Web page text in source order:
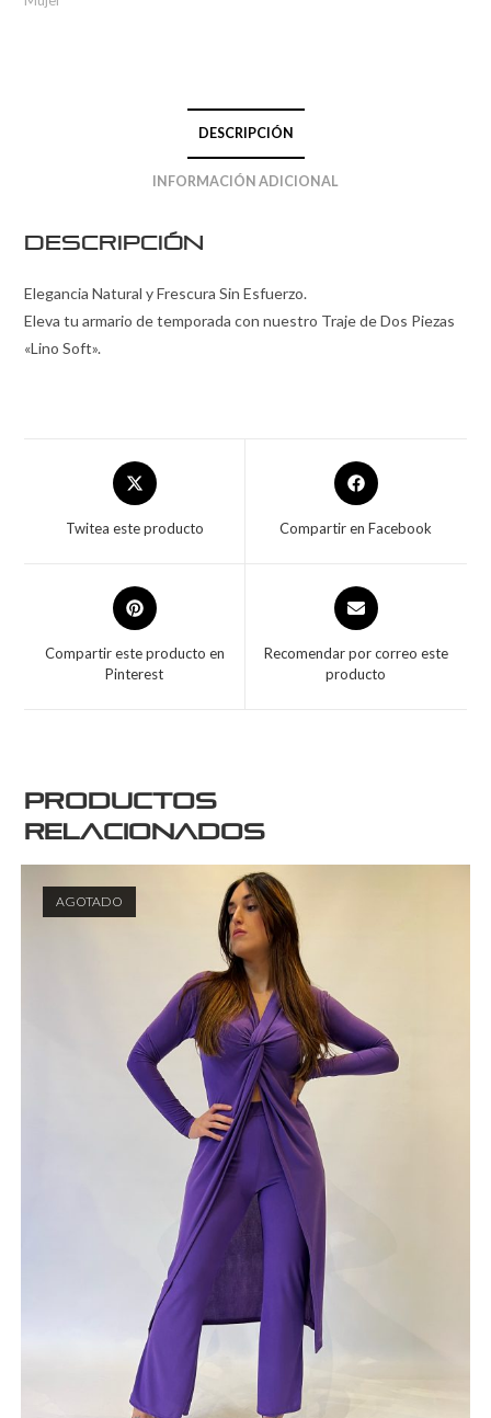
DESCRIPCIÓN
INFORMACIÓN ADICIONAL
Descripción
Elegancia Natural y Frescura Sin Esfuerzo.
Eleva tu armario de temporada con nuestro Traje de Dos Piezas
«Lino Soft».
Twitea este producto Compartir en Facebook
Compartir este producto en
Pinterest
Recomendar por correo este
producto
Productos
relacionados
AGOTADO